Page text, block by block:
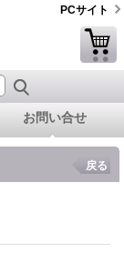
PCサイト
お問い合せ
戻る